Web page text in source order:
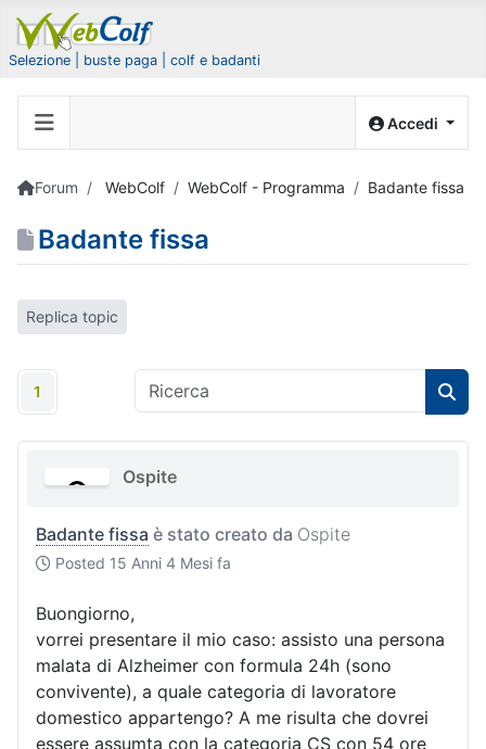
Selezione | buste paga | colf e badanti
Accedi
Forum WebColf WebColf - Programma Badante fissa
Badante fissa
Replica topic
1
Ospite
Badante fissa è stato creato da Ospite
Posted 15 Anni 4 Mesi fa
Buongiorno,
vorrei presentare il mio caso: assisto una persona
malata di Alzheimer con formula 24h (sono
convivente), a quale categoria di lavoratore
domestico appartengo? A me risulta che dovrei
essere assumta con la categoria CS con 54 ore